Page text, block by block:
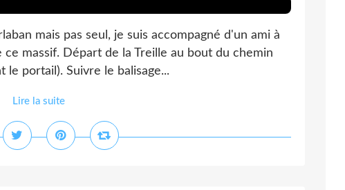
mais pas seul, je suis accompagné d'un ami à
massif. Départ de la Treille au bout du chemin
le portail). Suivre le balisage...
Lire la suite